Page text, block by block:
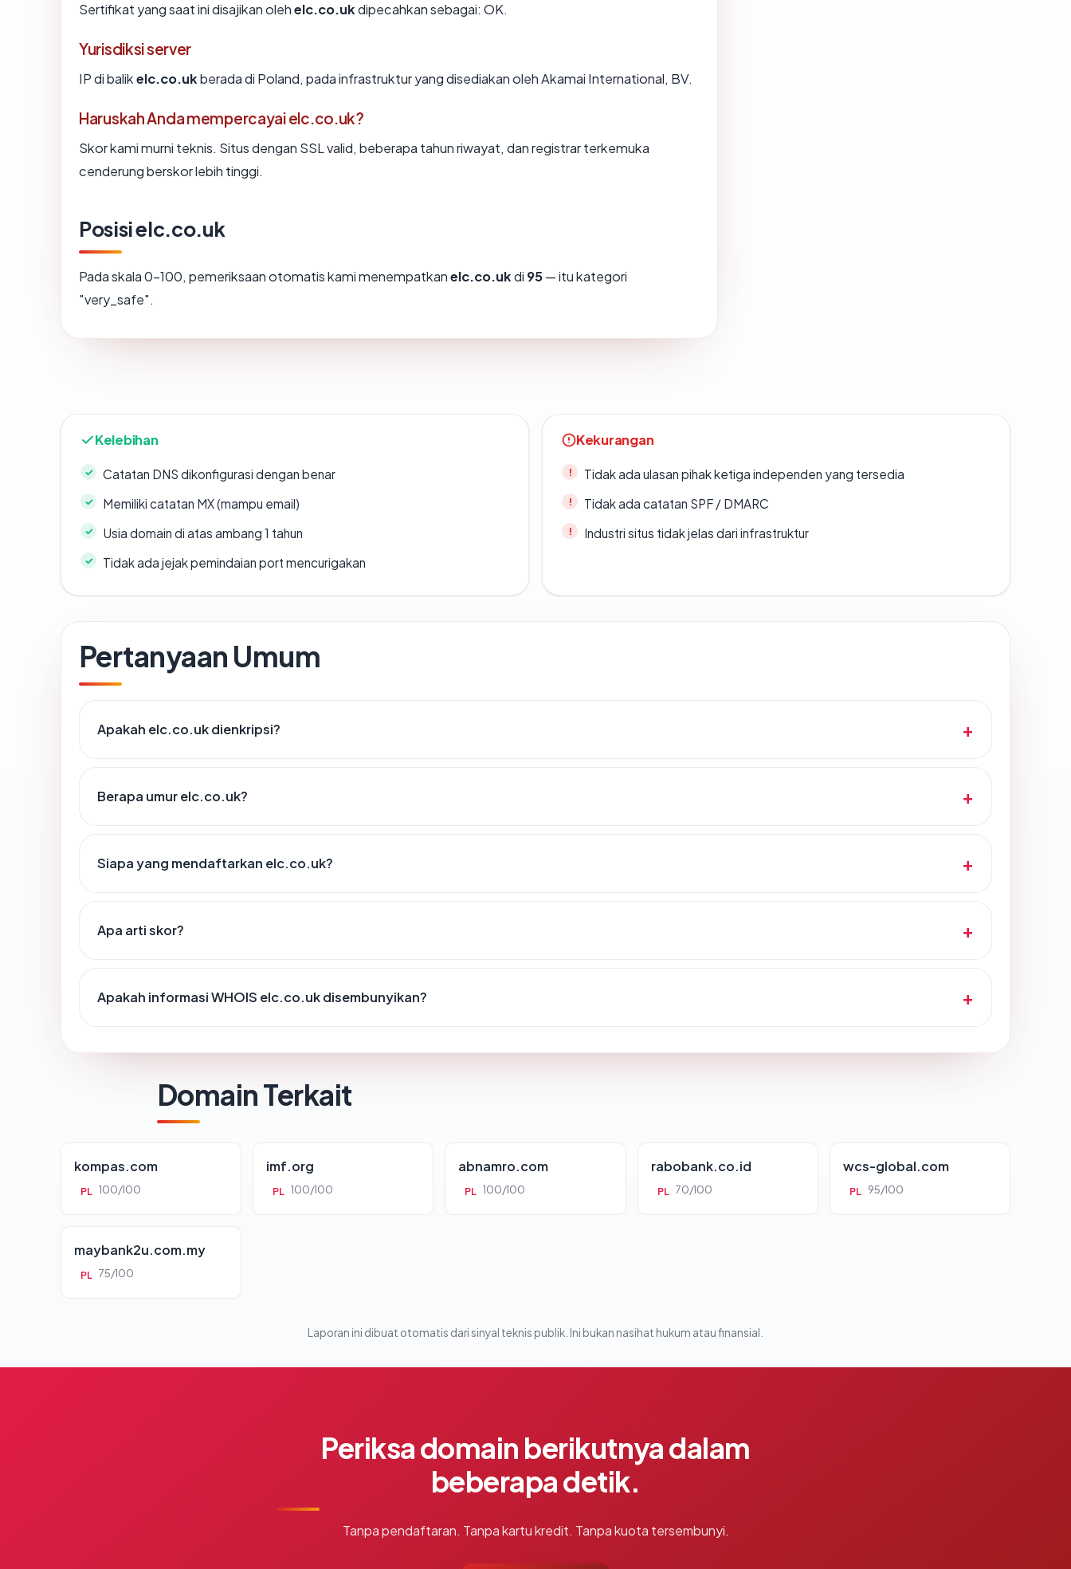
Sertifikat yang saat ini disajikan olehelc.co.ukdipecahkan sebagai: OK.
Yurisdiksi server
IP di balikelc.co.ukberada di Poland, pada infrastruktur yang disediakan oleh Akamai International, BV.
Haruskah Anda mempercayai elc.co.uk?
Skor kami murni teknis. Situs dengan SSL valid, beberapa tahun riwayat, dan registrar terkemuka
cenderung berskor lebih tinggi.
Posisi elc.co.uk
Pada skala 0-100, pemeriksaan otomatis kami menempatkanelc.co.ukdi 95— itu kategori
"very_safe".
Kelebihan
Catatan DNS dikonfigurasi dengan benar
Memiliki catatan MX (mampu email)
Usia domain di atas ambang 1 tahun
Tidak ada jejak pemindaian port mencurigakan
Kekurangan
Tidak ada ulasan pihak ketiga independen yang tersedia
Tidak ada catatan SPF / DMARC
Industri situs tidak jelas dari infrastruktur
Pertanyaan Umum
Apakah elc.co.uk dienkripsi?
Berapa umur elc.co.uk?
Siapa yang mendaftarkan elc.co.uk?
Apa arti skor?
Apakah informasi WHOIS elc.co.uk disembunyikan?
Domain Terkait
kompas.com
PL 100/100
imf.org
PL 100/100
abnamro.com
PL 100/100
rabobank.co.id
PL 70/100
wcs-global.com
PL 95/100
maybank2u.com.my
PL 75/100
Laporan ini dibuat otomatis dari sinyal teknis publik. Ini bukan nasihat hukum atau finansial.
Periksa domain berikutnya dalam
beberapa detik.
Tanpa pendaftaran. Tanpa kartu kredit. Tanpa kuota tersembunyi.